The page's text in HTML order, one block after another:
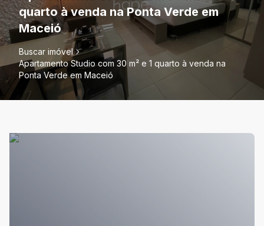
quarto à venda na Ponta Verde em
Maceió
Buscar imóvel
Apartamento Studio com 30 m² e 1 quarto à venda na
Ponta Verde em Maceió